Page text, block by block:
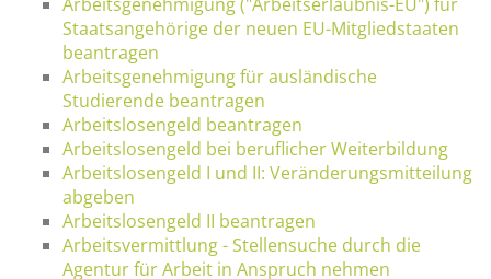
Staatsangehörige der neuen EU-Mitgliedstaaten
beantragen
Arbeitsgenehmigung für ausländische
Studierende beantragen
Arbeitslosengeld beantragen
Arbeitslosengeld bei beruflicher Weiterbildung
Arbeitslosengeld I und II: Veränderungsmitteilung
abgeben
Arbeitslosengeld II beantragen
Arbeitsvermittlung - Stellensuche durch die
Agentur für Arbeit in Anspruch nehmen